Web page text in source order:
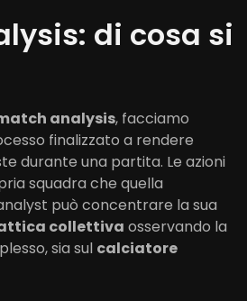
di cosa si
analysis, facciamo
finalizzato a rendere
durante una partita. Le azioni
squadra che quella
può concentrare la sua
collettiva osservando la
sia sul calciatore